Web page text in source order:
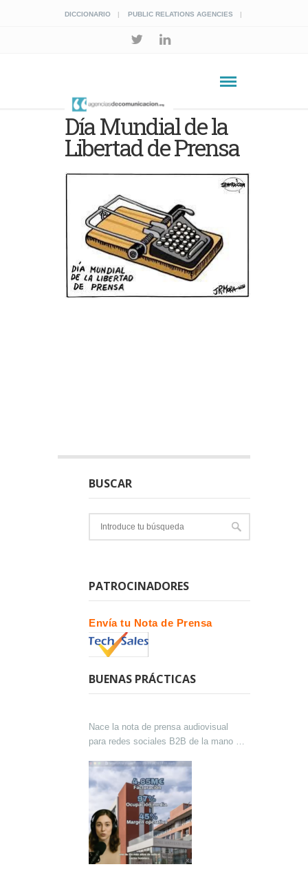
DICCIONARIO PUBLIC RELATIONS AGENCIES
Día Mundial de la
Libertad de Prensa
BUSCAR
PATROCINADORES
Envía tu Nota de Prensa
BUENAS PRÁCTICAS
Nace la nota de prensa audiovisual
para redes sociales B2B de la mano de